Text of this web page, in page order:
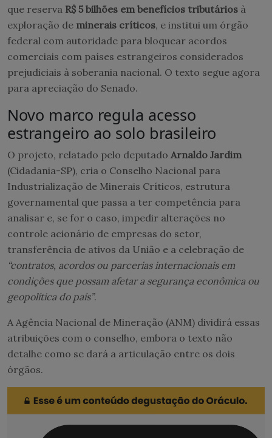
que reserva R$ 5 bilhões em benefícios tributários à
exploração de minerais críticos, e institui um órgão
federal com autoridade para bloquear acordos
comerciais com países estrangeiros considerados
prejudiciais à soberania nacional. O texto segue agora
para apreciação do Senado.
Novo marco regula acesso
estrangeiro ao solo brasileiro
O projeto, relatado pelo deputado Arnaldo Jardim
(Cidadania-SP), cria o Conselho Nacional para
Industrialização de Minerais Críticos, estrutura
governamental que passa a ter competência para
analisar e, se for o caso, impedir alterações no
controle acionário de empresas do setor,
transferência de ativos da União e a celebração de
“contratos, acordos ou parcerias internacionais em
condições que possam afetar a segurança econômica ou
geopolítica do país”.
A Agência Nacional de Mineração (ANM) dividirá essas
atribuições com o conselho, embora o texto não
detalhe como se dará a articulação entre os dois
órgãos.